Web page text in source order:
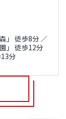
」 徒歩8分 ／
」 徒歩12分
分